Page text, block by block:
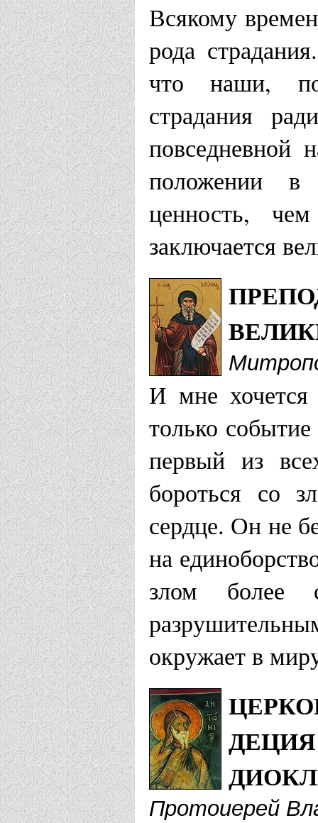
Всякому
рода
что наши,
страдания
положении
ценность,
заключается
И мне хочется
только
первый из
бороться со
сердце. Он не
на
злом более
окружает в
Протоиерей